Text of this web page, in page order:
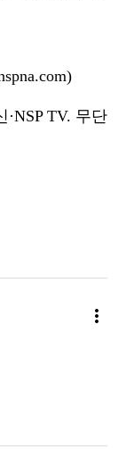
TV. 무단
more_vert